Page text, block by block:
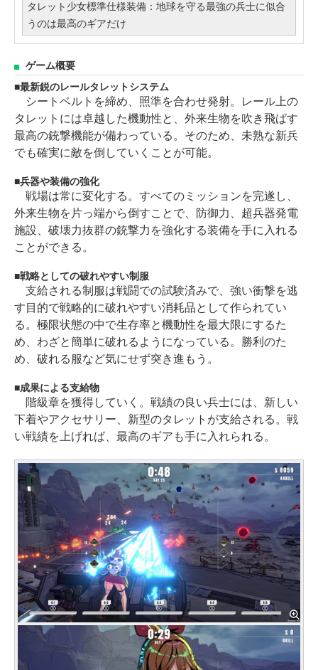
タレット少女標準仕様装備：地球を守る最強の兵士に似合
うのは最高のギアだけ
ゲーム概要
最新鋭のレールタレットシステム
シートベルトを締め、照準を合わせ発射。レール上の
タレットには卓越した機動性と、外来生物を吹き飛ばす
最高の銃撃機能が備わっている。そのため、未熟な新兵
でも確実に敵を倒していくことが可能。
兵器や装備の強化
戦場は常に変化する。すべてのミッションを完遂し、
外来生物を片っ端から倒すことで、防御力、超兵器発電
施設、破壊力抜群の銃撃力を強化する装備を手に入れる
ことができる。
戦略としての破れやすい制服
支給される制服は戦闘での試験済みで、強い衝撃を逃
す目的で戦略的に破れやすい消耗品として作られてい
る。極限状態の中で生存率と機動性を最大限にするた
め、わざと簡単に破れるようになっている。勝利のた
め、破れる服など気にせず突き進もう。
成果による支給物
階級章を獲得していく。戦績の良い兵士には、新しい
下着やアクセサリー、新型のタレットが支給される。戦
い戦績を上げれば、最高のギアも手に入れられる。